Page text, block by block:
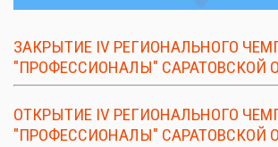
ЗАКРЫТИЕ IV РЕГИОНАЛЬНОГО
"ПРОФЕССИОНАЛЫ" САРАТОВСКОЙ
ОТКРЫТИЕ IV РЕГИОНАЛЬНОГО
"ПРОФЕССИОНАЛЫ" САРАТОВСКОЙ